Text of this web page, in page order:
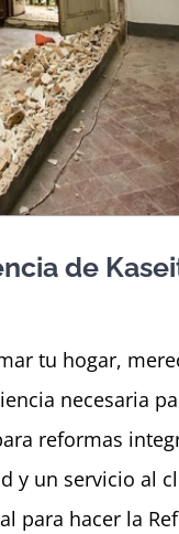
de
tu hogar,
necesaria
reformas
y un servicio al
para hacer la